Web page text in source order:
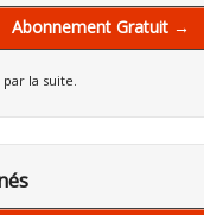
Abonnement Gratuit →
la suite.